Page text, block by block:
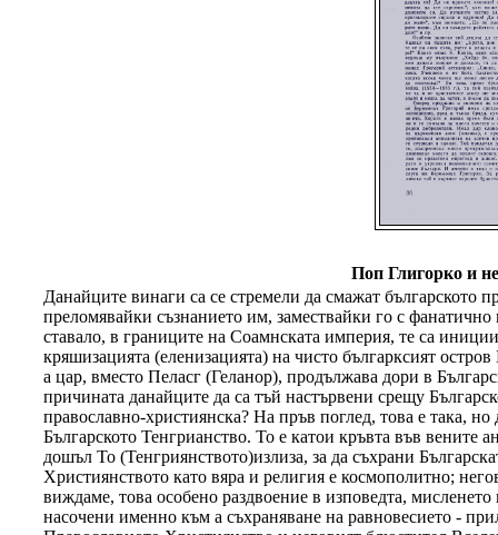
Поп Глигорко и
Данайците винаги са се стремели да смажат българското
преломявайки съзнанието им, замествайки го с
ставало, в границите на Соамнската империя, те са
кряшизацията (еленизацията) на чисто българксият
а цар, вместо Пеласг (Геланор), продължава дори в
причината данайците да са тъй настървени срещу
православно-християнска? На пръв поглед, това е така,
Българското Тенгрианство. То е катои кръвта във вените
дошъл То (Тенгриянството)излиза, за да съхрани
Християнството като вяра и религия е космополитно;
виждаме, това особено раздвоение в изповедта,
насочени именно към а съхраняване на равновесието -